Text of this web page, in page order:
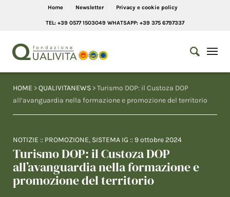
Home Newsletter Privacy e cookie policy
TEL: +39 0577 1503049 WHATSAPP: +39 375 6797337
HOME >QUALIVITANEWS > Turismo DOP: il Custoza DOP
all’avanguardia nella formazione e promozione del territorio
NOTIZIE :: PROMOZIONE, SISTEMA IG :: 9 ottobre 2024
Turismo DOP: il Custoza DOP
all’avanguardia nella formazione e
promozione del territorio